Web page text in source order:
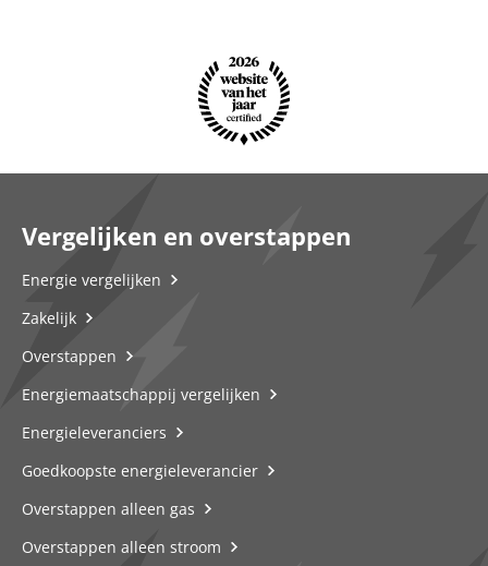
Vergelijken en overstappen
Energie vergelijken
Zakelijk
Overstappen
Energiemaatschappij vergelijken
Energieleveranciers
Goedkoopste energieleverancier
Overstappen alleen gas
Overstappen alleen stroom